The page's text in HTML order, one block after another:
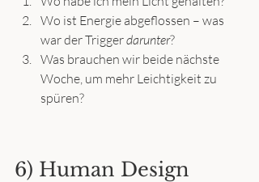
Wo ist Energie abgeflossen – was
war der Trigger darunter?
Was brauchen wir beide nächste
Woche, um mehr Leichtigkeit zu
spüren?
6) Human Design